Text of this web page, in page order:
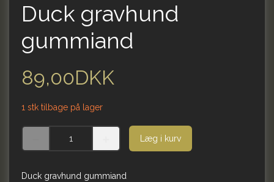
Duck gravhund
gummiand
89,00DKK
1 stk tilbage på lager
Læg i kurv
Duck gravhund gummiand